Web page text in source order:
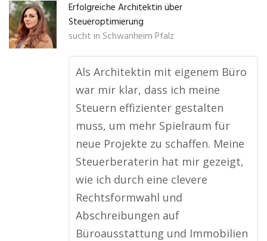
Erfolgreiche Architektin über
Steueroptimierung
sucht in Schwanheim Pfalz
Als Architektin mit eigenem Büro
war mir klar, dass ich meine
Steuern effizienter gestalten
muss, um mehr Spielraum für
neue Projekte zu schaffen. Meine
Steuerberaterin hat mir gezeigt,
wie ich durch eine clevere
Rechtsformwahl und
Abschreibungen auf
Büroausstattung und Immobilien